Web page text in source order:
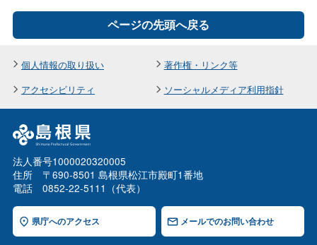
ページの先頭へ戻る
個人情報の取り扱い
著作権・リンク等
アクセシビリティ
ソーシャルメディア利用指針
法人番号1000020320005
住所 〒690-8501 島根県松江市殿町1番地
電話 0852-22-5111（代表）
県庁へのアクセス メールでのお問い合わせ